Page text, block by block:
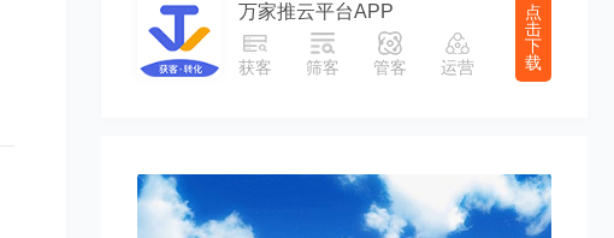
万家推云平台APP
获客 筛客 管客 运营
点
击
下
载